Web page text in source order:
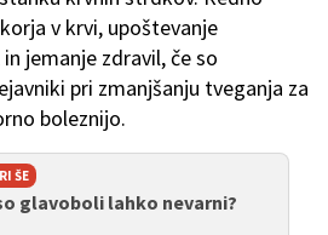
v krvi, upoštevanje
jemanje zdravil, če so
pri zmanjšanju tveganja za
boleznijo.
ŠE
glavoboli lahko nevarni?